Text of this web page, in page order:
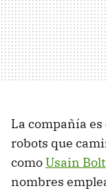
La compañía
robots que
comoUsain Bolt
nombres